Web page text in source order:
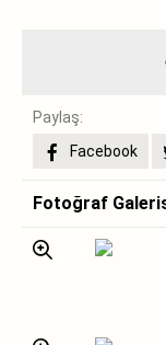
Paylaş:
Facebook
Fotoğraf